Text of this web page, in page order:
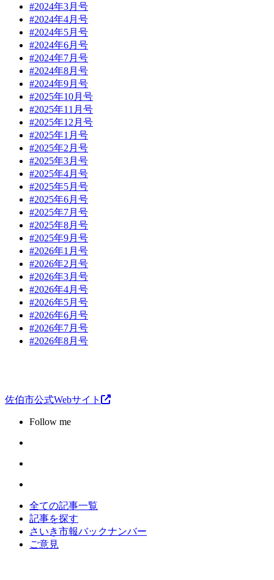
#2024年3月号
#2024年4月号
#2024年5月号
#2024年6月号
#2024年7月号
#2024年8月号
#2024年9月号
#2025年10月号
#2025年11月号
#2025年12月号
#2025年1月号
#2025年2月号
#2025年3月号
#2025年4月号
#2025年5月号
#2025年6月号
#2025年7月号
#2025年8月号
#2025年9月号
#2026年1月号
#2026年2月号
#2026年3月号
#2026年4月号
#2026年5月号
#2026年6月号
#2026年7月号
#2026年8月号
佐伯市公式Webサイト
Follow me
全ての記事一覧
記事を探す
さいき市報バックナンバー
ご意見